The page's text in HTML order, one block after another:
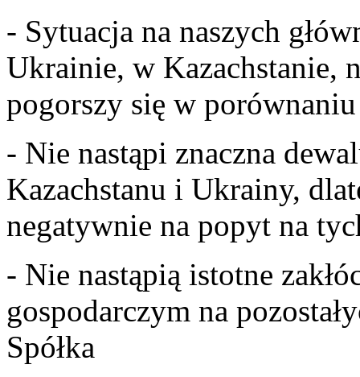
- Sytuacja na naszych
Ukrainie, w Kazachstanie,
pogorszy się w
- Nie nastąpi znaczna
Kazachstanu i Ukrainy,
negatywnie na popyt na
- Nie nastąpią istotne
gospodarczym na
Spółka